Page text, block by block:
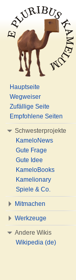
Hauptseite
Wegweiser
Zufällige Seite
Empfohlene Seiten
Schwesterprojekte
KameloNews
Gute Frage
Gute Idee
KameloBooks
Kamelionary
Spiele & Co.
Mitmachen
Werkzeuge
Andere Wikis
Wikipedia (de)